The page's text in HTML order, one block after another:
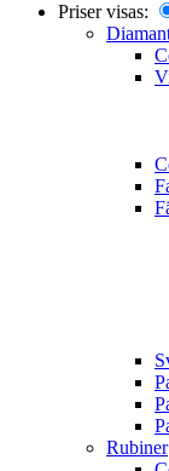
Priser visas:
Rubiner